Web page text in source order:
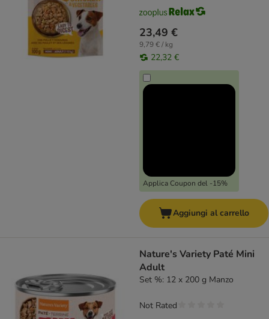
23,49 €
9,79 € / kg
22,32 €
Applica Coupon del -15%
Aggiungi al carrello
Nature's Variety Paté Mini
Adult
Set %: 12 x 200 g Manzo
Not Rated